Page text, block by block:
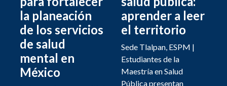
la planeación
de los servicios
de salud
mental en
México
aprender a leer
el territorio
Sede Tlalpan, ESPM |
Estudiantes de la
Maestría en Salud
Pública presentan